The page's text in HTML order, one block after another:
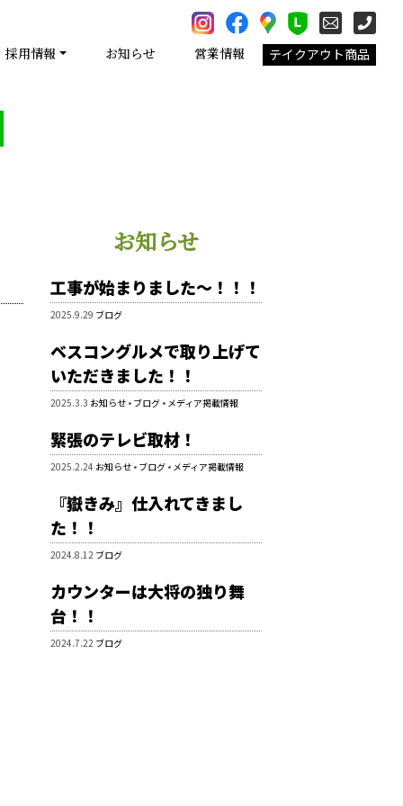
採用情報 お知らせ 営業情報 テイクアウト商品
お知らせ
工事が始まりました～！！！
2025.9.29 ブログ
ベスコングルメで取り上げて
いただきました！！
2025.3.3 お知らせ • ブログ • メディア掲載情報
緊張のテレビ取材！
2025.2.24 お知らせ • ブログ • メディア掲載情報
『嶽きみ』仕入れてきまし
た！！
2024.8.12 ブログ
カウンターは大将の独り舞
台！！
2024.7.22 ブログ